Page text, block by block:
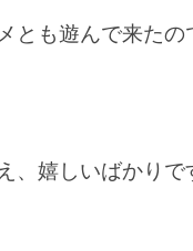
とも遊んで来た
、嬉しいばかりで